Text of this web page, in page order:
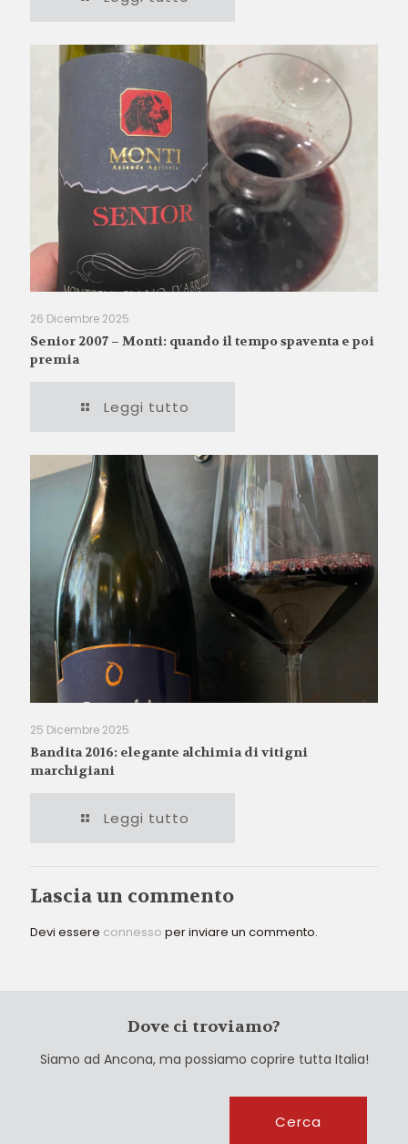
26 Dicembre 2025
Senior 2007 – Monti: quando il tempo spaventa e poi
premia
Leggi tutto
25 Dicembre 2025
Bandita 2016: elegante alchimia di vitigni
marchigiani
Leggi tutto
Lascia un commento
Devi essere connesso per inviare un commento.
Dove ci troviamo?
Siamo ad Ancona, ma possiamo coprire tutta Italia!
Cerca